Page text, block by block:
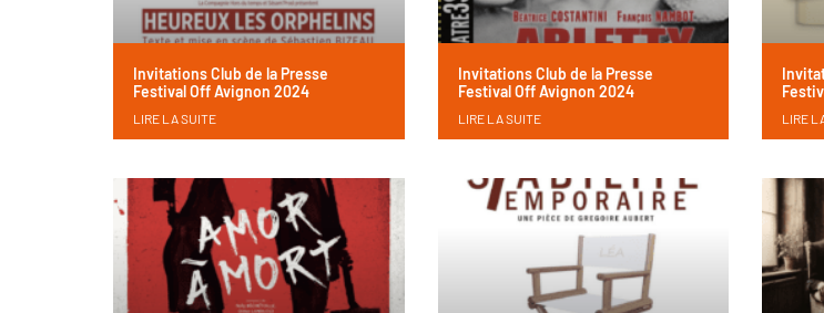
Invitations Club de la Presse
Festival Off Avignon 2024
LIRE LA SUITE
Invitations Club de la Presse
Festival Off Avignon 2024
LIRE LA SUITE LIRE